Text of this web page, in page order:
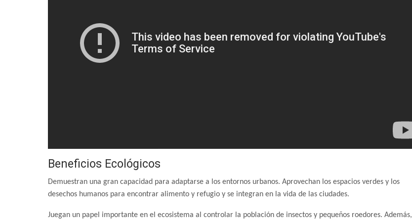
Beneficios Ecológicos
Demuestran una gran capacidad para adaptarse a los entornos urbanos. Aprovechan los espacios verdes y los
desechos humanos para encontrar alimento y refugio y se integran en la vida de las ciudades.
Juegan un papel importante en el ecosistema al controlar la población de insectos y pequeños roedores. Además,